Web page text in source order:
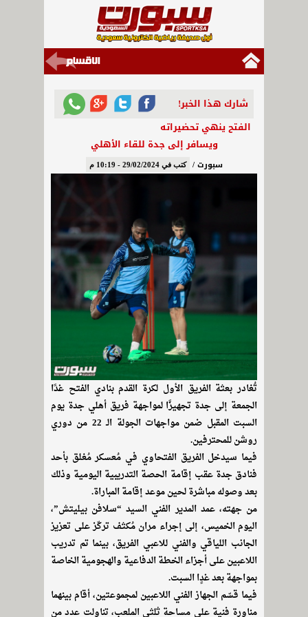
شارك هذا الخبر!
الفتح ينهي تحضيراته
ويسافر إلى جدة للقاء الأهلي
سبورت / كتب في 29/02/2024 - 10:19 م
تُغادر بعثة الفريق الأول لكرة القدم بنادي الفتح غدًا
الجمعة إلى جدة تجهيزًا لمواجهة فريق أهلي جدة يوم
السبت المقبل ضمن مواجهات الجولة الـ 22 من دوري
روشن للمحترفين.
فيما سيدخل الفريق الفتحاوي في مُعسكر مُغلق بأحد
فنادق جدة عقب إقامة الحصة التدريبية اليومية وذلك
بعد وصوله مباشرة لحين موعد إقامة المباراة.
من جهته، عمد المدير الفني السيد “سلافن بيليتش”،
اليوم الخميس، إلى إجراء مران مُكثف تركّز على تعزيز
الجانب اللياقي والفني للاعبي الفريق، بينما تم تدريب
اللاعبين على أجزاء الخطة الدفاعية والهجومية الخاصة
بمواجهة بعد غدٍا السبت.
فيما قسّم الجهاز الفني اللاعبين لمجموعتين، أقام بينهما
مناورة فنية على مساحة ثلثي الملعب، تناولت عدد من